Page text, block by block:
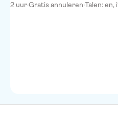
2 uur·Gratis annuleren·Talen: en,